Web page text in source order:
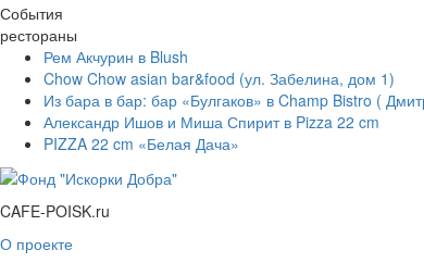
События
рестораны
Рем Акчурин в Blush
Chow Chow asian bar&food (ул. Забелина, дом 1)
Из бара в бар: бар «Булгаков» в Champ Bistro (
Александр Ишов и Миша Спирит в Pizza 22 cm
PIZZA 22 cm «Белая Дача»
CAFE-POISK.ru
О проекте